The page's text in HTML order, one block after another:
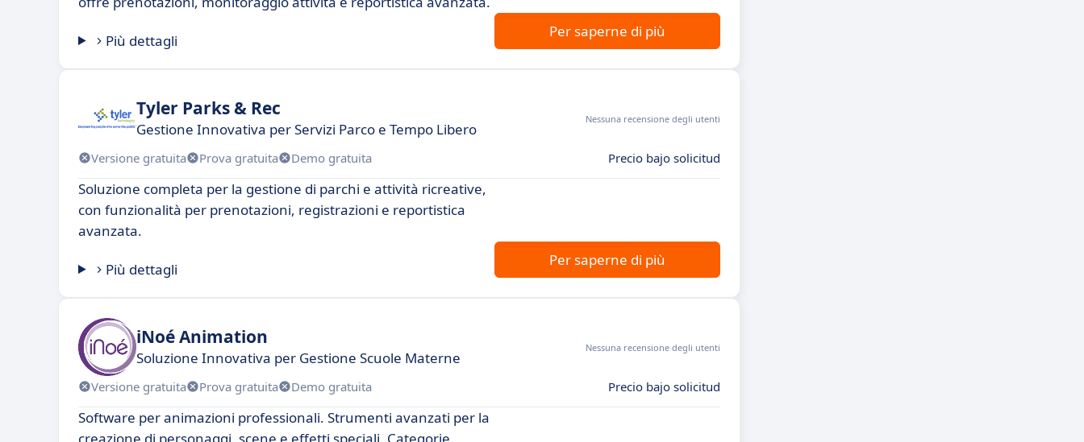
Più dettagli
Per saperne di più
Tyler Parks & Rec
Gestione Innovativa per Servizi Parco e Tempo Libero
Nessuna recensione degli utenti
Versione gratuita Prova gratuita Demo gratuita Precio bajo solicitud
Soluzione completa per la gestione di parchi e attività ricreative,
con funzionalità per prenotazioni, registrazioni e reportistica
avanzata.
Più dettagli
Per saperne di più
iNoé Animation
Soluzione Innovativa per Gestione Scuole Materne
Nessuna recensione degli utenti
Versione gratuita Prova gratuita Demo gratuita Precio bajo solicitud
Software per animazioni professionali. Strumenti avanzati per la